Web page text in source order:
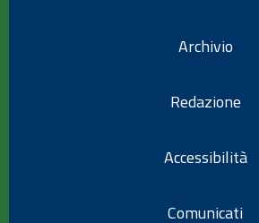
Archivio
Redazione
Accessibilità
Comunicati